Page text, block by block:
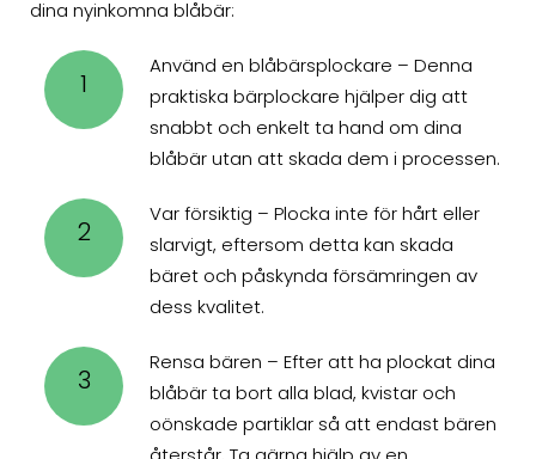
dina nyinkomna blåbär:
1
Använd en blåbärsplockare – Denna
praktiska bärplockare hjälper dig att
snabbt och enkelt ta hand om dina
blåbär utan att skada dem i processen.
2
Var försiktig – Plocka inte för hårt eller
slarvigt, eftersom detta kan skada
bäret och påskynda försämringen av
dess kvalitet.
3
Rensa bären – Efter att ha plockat dina
blåbär ta bort alla blad, kvistar och
oönskade partiklar så att endast bären